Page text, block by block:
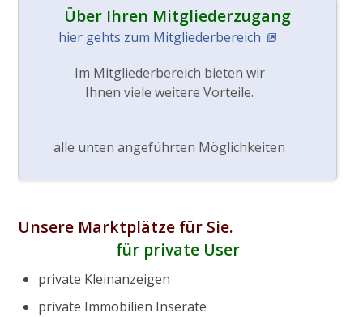
Über Ihren Mitgliederzugang
hier gehts zum Mitgliederbereich
Im Mitgliederbereich bieten wir
Ihnen viele weitere Vorteile.
alle unten angeführten Möglichkeiten
Unsere Marktplätze für Sie.
für private User
private Kleinanzeigen
private Immobilien Inserate